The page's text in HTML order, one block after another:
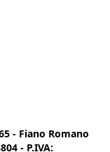
- Fiano Romano
- P.IVA: